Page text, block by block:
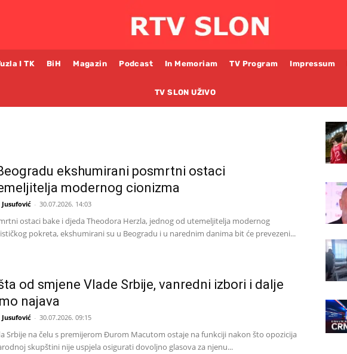
I TK BiH Magazin Podcast In Memoriam TV Program Impressum
TV SLON UŽIVO
ekshumirani posmrtni ostaci
modernog cionizma
- 30.07.2026. 14:03
ostaci bake i djeda Theodora Herzla, jednog od utemeljitelja modernog
pokreta, ekshumirani su u Beogradu i u narednim danima bit će prevezeni...
od smjene Vlade Srbije, vanredni izbori i dalje
najava
- 30.07.2026. 09:15
Srbije na čelu s premijerom Đurom Macutom ostaje na funkciji nakon što opozicija
skupštini nije uspjela osigurati dovoljno glasova za njenu...